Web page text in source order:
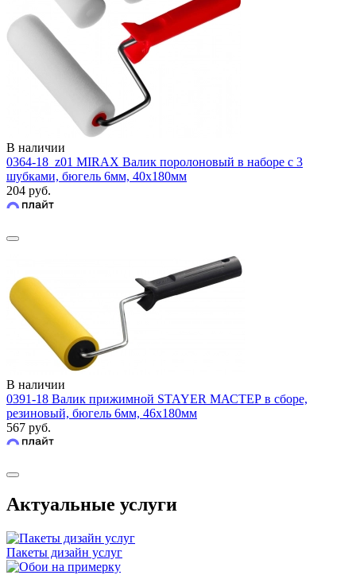
В наличии
0364-18_z01 MIRAX Валик поролоновый в наборе с 3
шубками, бюгель 6мм, 40x180мм
204 руб.
В наличии
0391-18 Валик прижимной STAYER МАСТЕР в сборе,
резиновый, бюгель 6мм, 46x180мм
567 руб.
Актуальные услуги
Пакеты дизайн услуг